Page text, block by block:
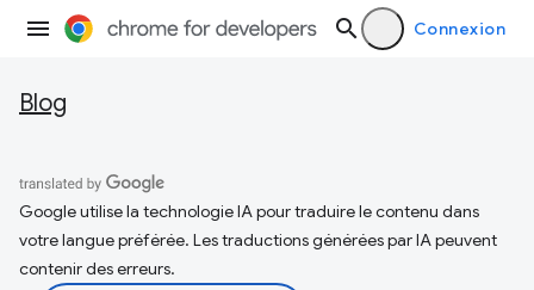
Connexion
Blog
Google utilise la technologie IA pour traduire le contenu dans
votre langue préférée. Les traductions générées par IA peuvent
contenir des erreurs.